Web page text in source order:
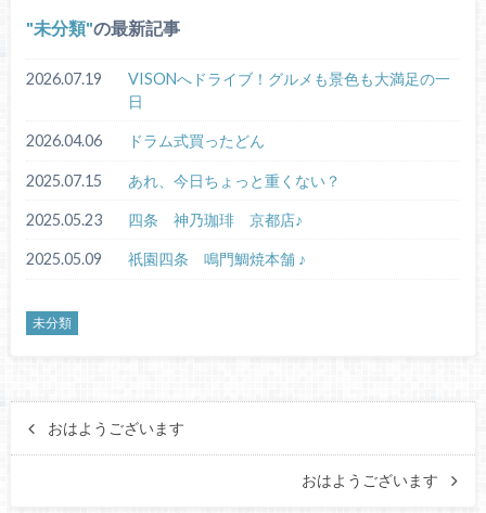
未分類 の最新記事
2026.07.19
VISONへドライブ！グルメも景色も大満足の一
日
2026.04.06 ドラム式買ったどん
2025.07.15 あれ、今日ちょっと重くない？
2025.05.23 四条 神乃珈琲 京都店♪
2025.05.09 祇園四条 鳴門鯛焼本舗 ♪
未分類
おはようございます
おはようございます